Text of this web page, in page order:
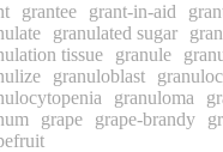
grantee grant-in-aid
granulated sugar
tissue
granule
granuloblast
granuloma
grape grape-brandy